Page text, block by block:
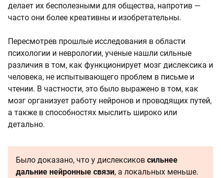
делает их бесполезными для общества, напротив —
часто они более креативны и изобретательны.
Пересмотрев прошлые исследования в области
психологии и неврологии, ученые нашли сильные
различия в том, как функционирует мозг дислексика и
человека, не испытывающего проблем в письме и
чтении. В частности, это было выражено в том, как
мозг организует работу нейронов и проводящих путей,
а также в способностях мыслить широко или
детально.
Было доказано, что у дислексиков сильнее
дальние нейронные связи, а локальных меньше.